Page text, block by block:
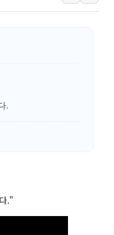
서울시, 정비사업으로
신인류콘텐츠, 핀란
"일부 존치" vs "전면
국민의힘 윤리위, '부
전남광주 구례 산불
캠코, 5918억원 규모
.
."